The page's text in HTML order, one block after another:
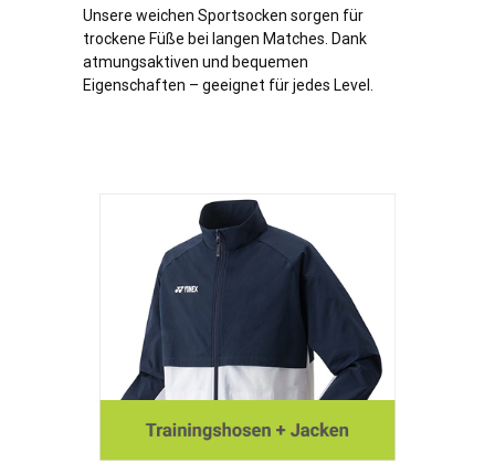
Unsere weichen Sportsocken sorgen für
trockene Füße bei langen Matches. Dank
atmungsaktiven und bequemen
Eigenschaften – geeignet für jedes Level.